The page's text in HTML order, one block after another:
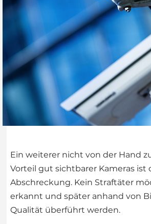
Ein weiterer nicht von der Hand
Vorteil gut sichtbarer Kameras ist
Abschreckung. Kein Straftäter
erkannt und später anhand von
Qualität überführt werden.